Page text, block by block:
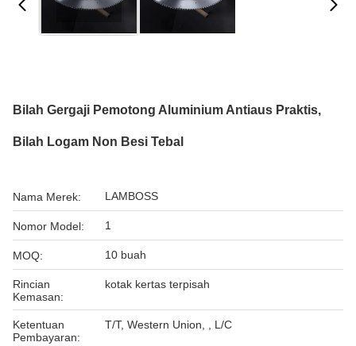
Bilah Gergaji Pemotong Aluminium Antiaus Praktis,
Bilah Logam Non Besi Tebal
Nama Merek: LAMBOSS
Nomor Model: 1
MOQ: 10 buah
Rincian
Kemasan:
kotak kertas terpisah
Ketentuan
Pembayaran:
T/T, Western Union, , L/C